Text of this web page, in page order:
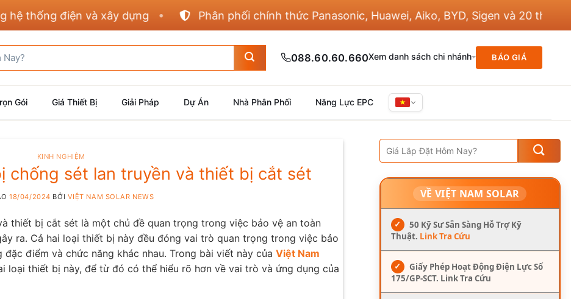
điện và xây dựng Phân phối chính thức Panasonic, Huawei, Aiko, BYD, Sigen và 20 thương hiệu
088.60.60.660Xem danh sách chi nhánh BÁO GIÁ
Gói Giá Thiết Bị Giải Pháp Dự Án Nhà Phân Phối Năng Lực EPC
KINH NGHIỆM
chống sét lan truyền và thiết bị cắt sét
18/04/2024 BỞI VIỆT NAM SOLAR NEWS
thiết bị cắt sét là một chủ đề quan trọng trong việc bảo vệ an toàn
ra. Cả hai loại thiết bị này đều đóng vai trò quan trọng trong việc bảo
điểm và chức năng khác nhau. Trong bài viết này của Việt Nam
loại thiết bị này, để từ đó có thể hiểu rõ hơn về vai trò và ứng dụng của
VỀ VIỆT NAM SOLAR
✓
50 Kỹ Sư Sẵn Sàng Hỗ Trợ Kỹ
Thuật. Link Tra Cứu
✓
Giấy Phép Hoạt Động Điện Lực Số
175/GP-SCT. Link Tra Cứu